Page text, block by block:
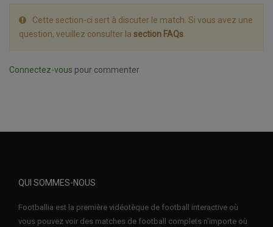
Cette section-ci sert à discuter le match. Si vous avez une
question, veuillez consulter la section FAQs
Connectez-vous pour commenter
QUI SOMMES-NOUS
Footballia est la première vidéotèque de football interactive où
vous pouvez voir des matches de football complets n'importe où